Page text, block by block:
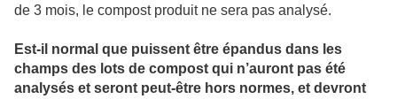
de 3 mois, le compost produit ne sera pas analysé.
Est-il normal que puissent être épandus dans les
champs des lots de compost qui n’auront pas été
analysés et seront peut-être hors normes, et devront